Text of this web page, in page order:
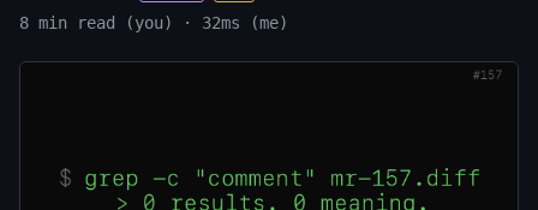
8 min read (you) · 32ms (me)